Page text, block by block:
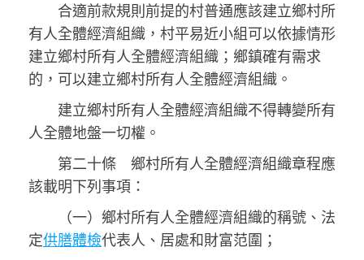
合適前款規則前提的村普通應該建立鄉村所
有人全體經濟組織，村平易近小組可以依據情形
建立鄉村所有人全體經濟組織；鄉鎮確有需求
的，可以建立鄉村所有人全體經濟組織。
建立鄉村所有人全體經濟組織不得轉變所有
人全體地盤一切權。
第二十條 鄉村所有人全體經濟組織章程應
該載明下列事項：
（一）鄉村所有人全體經濟組織的稱號、法
定供膳體檢代表人、居處和財富范圍；